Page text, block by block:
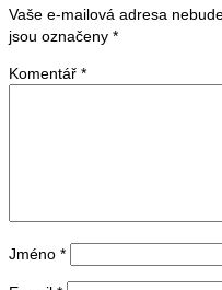
Vaše e-mailová adresa
jsou označeny *
Komentář *
Jméno *